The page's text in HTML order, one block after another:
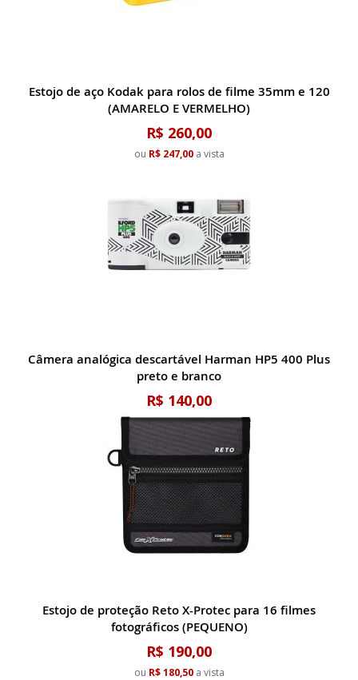
Estojo de aço Kodak para rolos de filme 35mm e 120
(AMARELO E VERMELHO)
R$ 260,00
ou R$ 247,00a vista
Câmera analógica descartável Harman HP5 400 Plus
preto e branco
R$ 140,00
Estojo de proteção Reto X-Protec para 16 filmes
fotográficos (PEQUENO)
R$ 190,00
ou R$ 180,50a vista